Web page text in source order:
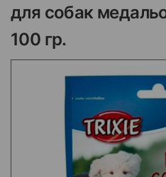
для собак
100 гр.